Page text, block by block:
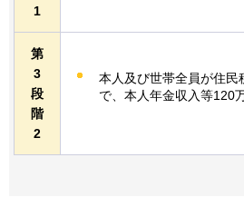
1
第
3
段
階
2
本人及び世帯全員が住民
で、本人年金収入等120